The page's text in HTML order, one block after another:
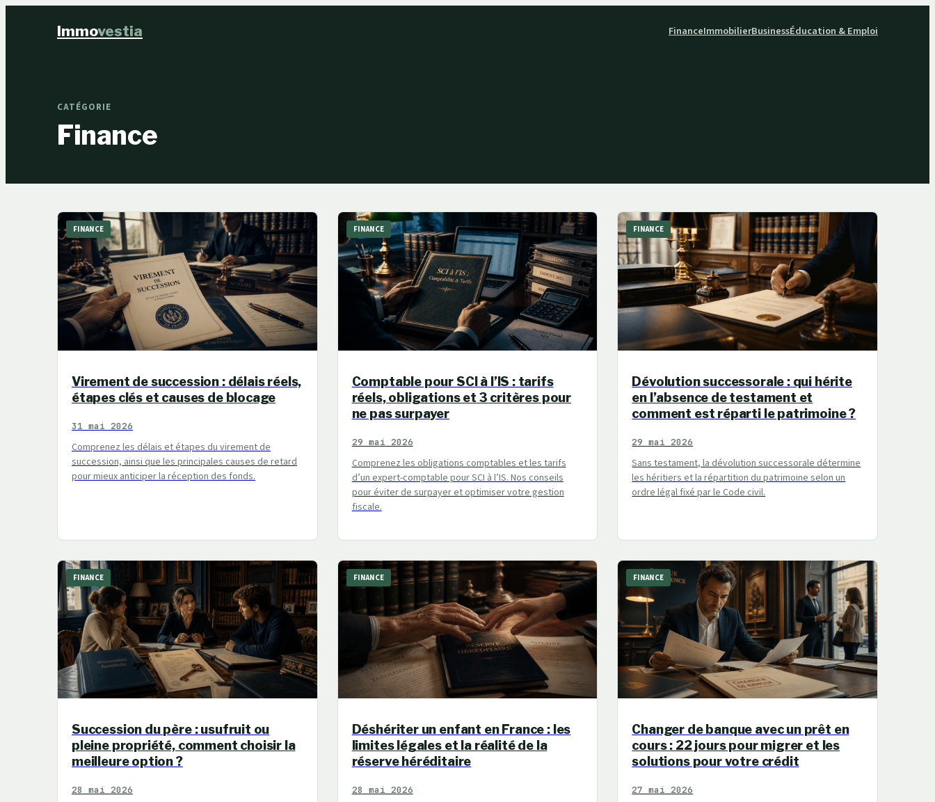
Immovestia FinanceImmobilierBusinessÉducation & Emploi
CATÉGORIE
Finance
FINANCE
Virement de succession : délais réels,
étapes clés et causes de blocage
31 mai 2026
Comprenez les délais et étapes du virement de
succession, ainsi que les principales causes de retard
pour mieux anticiper la réception des fonds.
FINANCE
Comptable pour SCI à l’IS : tarifs
réels, obligations et 3 critères pour
ne pas surpayer
29 mai 2026
Comprenez les obligations comptables et les tarifs
d’un expert-comptable pour SCI à l’IS. Nos conseils
pour éviter de surpayer et optimiser votre gestion
fiscale.
FINANCE
Dévolution successorale : qui hérite
en l’absence de testament et
comment est réparti le patrimoine ?
29 mai 2026
Sans testament, la dévolution successorale détermine
les héritiers et la répartition du patrimoine selon un
ordre légal fixé par le Code civil.
FINANCE
Succession du père : usufruit ou
pleine propriété, comment choisir la
meilleure option ?
28 mai 2026
FINANCE
Déshériter un enfant en France : les
limites légales et la réalité de la
réserve héréditaire
28 mai 2026
FINANCE
Changer de banque avec un prêt en
cours : 22 jours pour migrer et les
solutions pour votre crédit
27 mai 2026